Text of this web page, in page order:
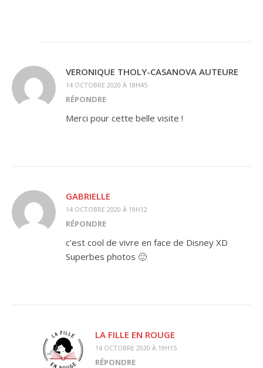
VERONIQUE THOLY-CASANOVA AUTEURE
14 OCTOBRE 2020 À 18H45
RÉPONDRE
Merci pour cette belle visite !
GABRIELLE
14 OCTOBRE 2020 À 19H12
RÉPONDRE
c’est cool de vivre en face de Disney XD
Superbes photos 🙂
LA FILLE EN ROUGE
14 OCTOBRE 2020 À 19H15
RÉPONDRE